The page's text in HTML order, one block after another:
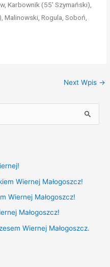
Karbownik (55′ Szymański),
Malinowski, Rogula, Soboń,
Next Wpis →
Wiernej Małogoszcz!
Wiernej Małogoszcz!
Małogoszcz!
Wiernej Małogoszcz.